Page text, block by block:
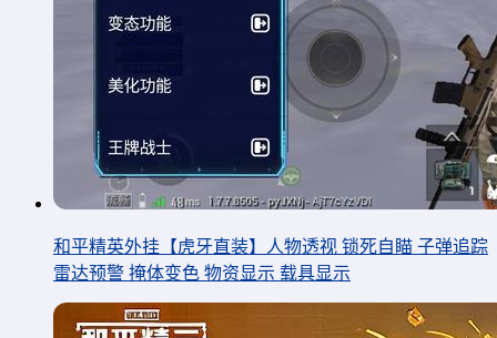
和平精英外挂【虎牙直装】人物透视 锁死自瞄 子弹追踪
雷达预警 掩体变色 物资显示 载具显示